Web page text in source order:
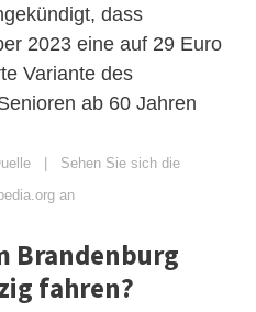
dass
2023 eine auf 29 Euro
Variante des
ab 60 Jahren
| Sehen Sie sich die
an
Brandenburg
fahren?